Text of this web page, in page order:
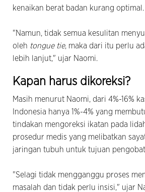
kenaikan berat badan kurang optimal.
"Namun, tidak semua kesulitan
oleh tongue tie, maka dari itu perlu
lebih lanjut," ujar Naomi.
Kapan harus dikoreksi?
Masih menurut Naomi, dari 4%-16%
Indonesia hanya 1%-4% yang
tindakan mengoreksi ikatan pada
prosedur medis yang melibatkan
jaringan tubuh untuk tujuan
"Selagi tidak mengganggu proses
masalah dan tidak perlu insisi," ujar